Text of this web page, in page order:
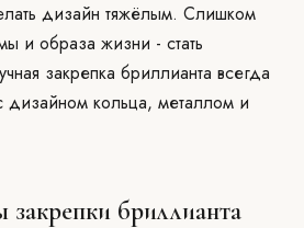
дизайн тяжёлым. Слишком
и образа жизни - стать
закрепка бриллианта всегда
дизайном кольца, металлом и
бриллианта